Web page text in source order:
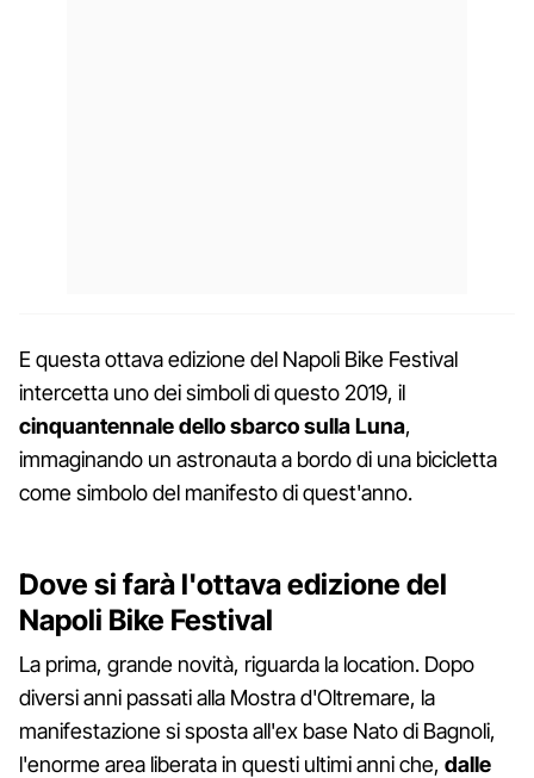
E questa ottava edizione del Napoli Bike Festival
intercetta uno dei simboli di questo 2019, il
cinquantennale dello sbarco sulla Luna,
immaginando un astronauta a bordo di una bicicletta
come simbolo del manifesto di quest'anno.
Dove si farà l'ottava edizione del
Napoli Bike Festival
La prima, grande novità, riguarda la location. Dopo
diversi anni passati alla Mostra d'Oltremare, la
manifestazione si sposta all'ex base Nato di Bagnoli,
l'enorme area liberata in questi ultimi anni che, dalle